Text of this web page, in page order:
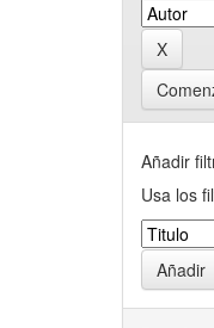
Añadir
Usa los